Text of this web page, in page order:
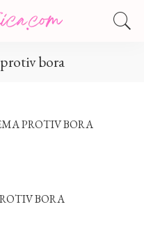
bora
PROTIV BORA
BORA